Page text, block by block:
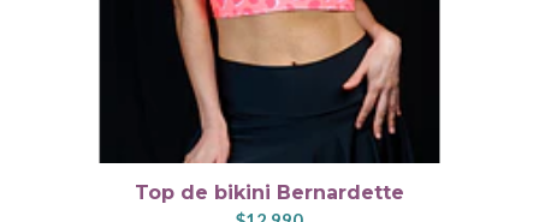
Top de bikini Bernardette